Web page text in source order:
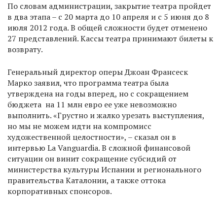
По словам администрации, закрытие театра пройдет
в два этапа – с 20 марта до 10 апреля и с 5 июня до 8
июля 2012 года. В общей сложности будет отменено
27 представлений. Кассы театра принимают билеты к
возврату.
Генеральный директор оперы Джоан Франсеск
Марко заявил, что программа театра была
утверждена на годы вперед, но с сокращением
бюджета на 11 млн евро ее уже невозможно
выполнить. «Грустно и жалко урезать выступления,
но мы не можем идти на компромисс
художественной целостности», – сказал он в
интервью La Vanguardia. В сложной финансовой
ситуации он винит сокращение субсидий от
министерства культуры Испании и регионального
правительства Каталонии, а также оттока
корпоративных спонсоров.